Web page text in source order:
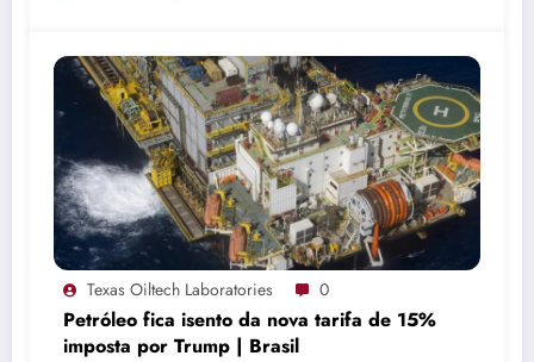
Texas Oiltech Laboratories 0
Petróleo fica isento da nova tarifa de 15%
imposta por Trump | Brasil